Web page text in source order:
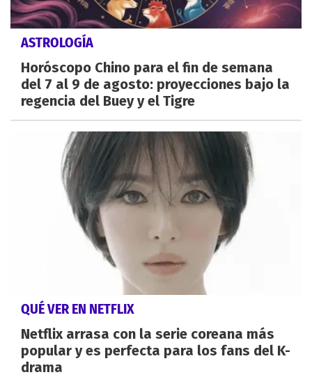
ASTROLOGÍA
Horóscopo Chino para el fin de semana
del 7 al 9 de agosto: proyecciones bajo la
regencia del Buey y el Tigre
QUÉ VER EN NETFLIX
Netflix arrasa con la serie coreana más
popular y es perfecta para los fans del K-
drama